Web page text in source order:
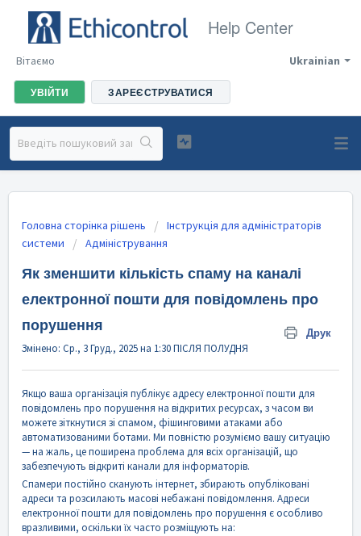
Help Center
Ukrainian
Вітаємо
УВІЙТИ ЗАРЕЄСТРУВАТИСЯ
Головна сторінка рішень
Інструкція для адміністраторів
системи
Адміністрування
Як зменшити кількість спаму на каналі
електронної пошти для повідомлень про
порушення
Друк
Змінено: Ср., 3 Груд., 2025 на 1:30 ПІСЛЯ ПОЛУДНЯ
Якщо ваша організація публікує адресу електронної пошти для
повідомлень про порушення на відкритих ресурсах, з часом ви
можете зіткнутися зі спамом, фішинговими атаками або
автоматизованими ботами. Ми повністю розуміємо вашу ситуацію
— на жаль, це поширена проблема для всіх організацій, що
забезпечують відкриті канали для інформаторів.
Спамери постійно сканують інтернет, збирають опубліковані
адреси та розсилають масові небажані повідомлення. Адреси
електронної пошти для повідомлень про порушення є особливо
вразливими, оскільки їх часто розміщують на: